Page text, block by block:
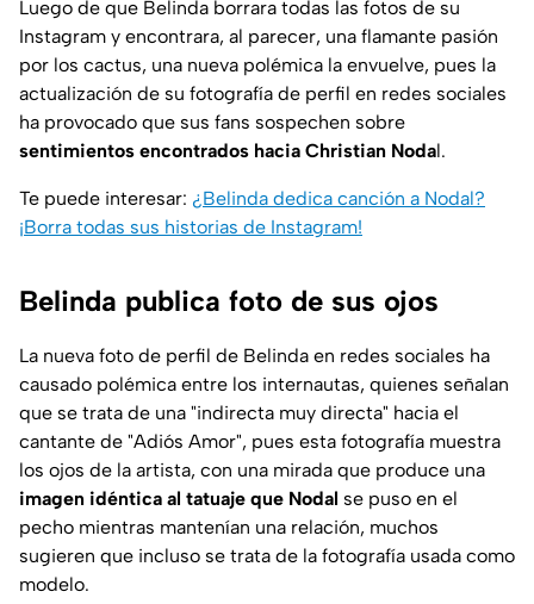
Luego de que Belinda borrara todas las fotos de su
Instagram y encontrara, al parecer, una flamante pasión
por los cactus, una nueva polémica la envuelve, pues la
actualización de su fotografía de perfil en redes sociales
ha provocado que sus fans sospechen sobre
sentimientos encontrados hacia Christian Nodal.
Te puede interesar: ¿Belinda dedica canción a Nodal?
¡Borra todas sus historias de Instagram!
Belinda publica foto de sus ojos
La nueva foto de perfil de Belinda en redes sociales ha
causado polémica entre los internautas, quienes señalan
que se trata de una "indirecta muy directa" hacia el
cantante de "Adiós Amor", pues esta fotografía muestra
los ojos de la artista, con una mirada que produce una
imagen idéntica al tatuaje que Nodal se puso en el
pecho mientras mantenían una relación, muchos
sugieren que incluso se trata de la fotografía usada como
modelo.